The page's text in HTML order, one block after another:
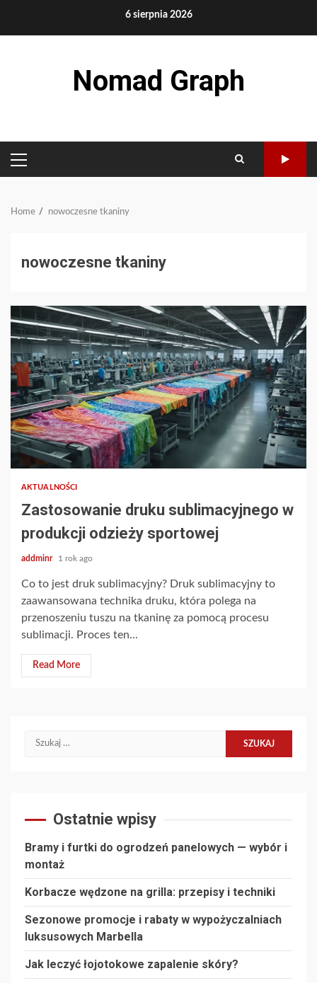
6 sierpnia 2026
Nomad Graph
PRIMARY
MENU
Home nowoczesne tkaniny
nowoczesne tkaniny
AKTUALNOŚCI
Zastosowanie druku sublimacyjnego w
produkcji odzieży sportowej
addminr 1 rok ago
Co to jest druk sublimacyjny? Druk sublimacyjny to
zaawansowana technika druku, która polega na
przenoszeniu tuszu na tkaninę za pomocą procesu
sublimacji. Proces ten...
Read More
Szukaj:
Ostatnie wpisy
Bramy i furtki do ogrodzeń panelowych — wybór i
montaż
Korbacze wędzone na grilla: przepisy i techniki
Sezonowe promocje i rabaty w wypożyczalniach
luksusowych Marbella
Jak leczyć łojotokowe zapalenie skóry?